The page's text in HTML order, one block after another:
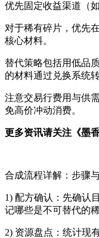
优先固定收益渠道（
对于稀有碎片，优先
核心材料。
替代策略包括用低品
的材料通过兑换系统
注意交易行费用与供
免高价冲动消费。
更多资讯请关注《墨
合成流程详解：步骤
1) 配方确认：先确认
记哪些是不可替代的稀
2) 资源盘点：统计现